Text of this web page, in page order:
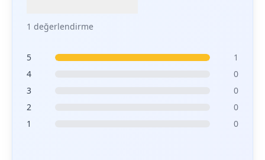
1 değerlendirme
5
1
4
0
3
0
2
0
1
0